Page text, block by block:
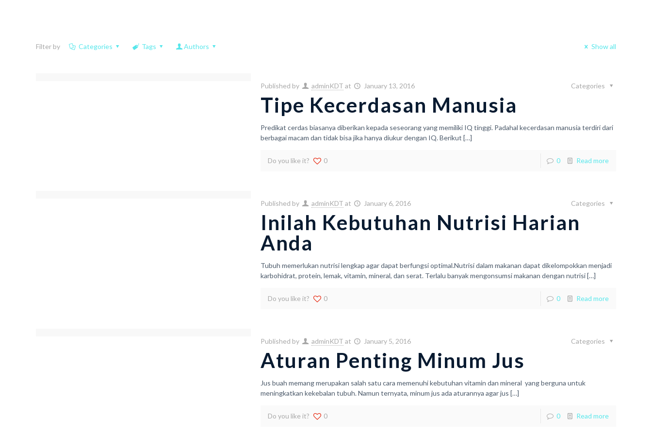
Filter by Categories Tags Authors Show all
Published by adminKDT at January 13, 2016 Categories
Tipe Kecerdasan Manusia
Predikat cerdas biasanya diberikan kepada seseorang yang memiliki IQ tinggi. Padahal kecerdasan manusia terdiri dari
berbagai macam dan tidak bisa jika hanya diukur dengan IQ. Berikut […]
Do you like it? 0 0 Read more
Published by adminKDT at January 6, 2016 Categories
Inilah Kebutuhan Nutrisi Harian
Anda
Tubuh memerlukan nutrisi lengkap agar dapat berfungsi optimal.Nutrisi dalam makanan dapat dikelompokkan menjadi
karbohidrat, protein, lemak, vitamin, mineral, dan serat. Terlalu banyak mengonsumsi makanan dengan nutrisi[…]
Do you like it? 0 0 Read more
Published by adminKDT at January 5, 2016 Categories
Aturan Penting Minum Jus
Jus buah memang merupakan salah satu cara memenuhi kebutuhan vitamin dan mineral yang berguna untuk
meningkatkan kekebalan tubuh. Namun ternyata, minum jus ada aturannya agar jus […]
Do you like it? 0 0 Read more